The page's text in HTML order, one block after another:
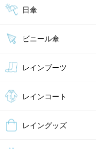
日傘
ビニール傘
レインブーツ
レインコート
レイングッズ